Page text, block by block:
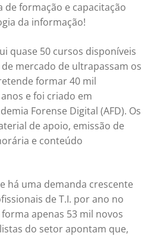
de formação e capacitação
da informação!
quase 50 cursos disponíveis
mercado de ultrapassam os
formar 40 mil
e foi criado em
Forense Digital (AFD). Os
de apoio, emissão de
e conteúdo
há uma demanda crescente
de T.I. por ano no
apenas 53 mil novos
do setor apontam que,